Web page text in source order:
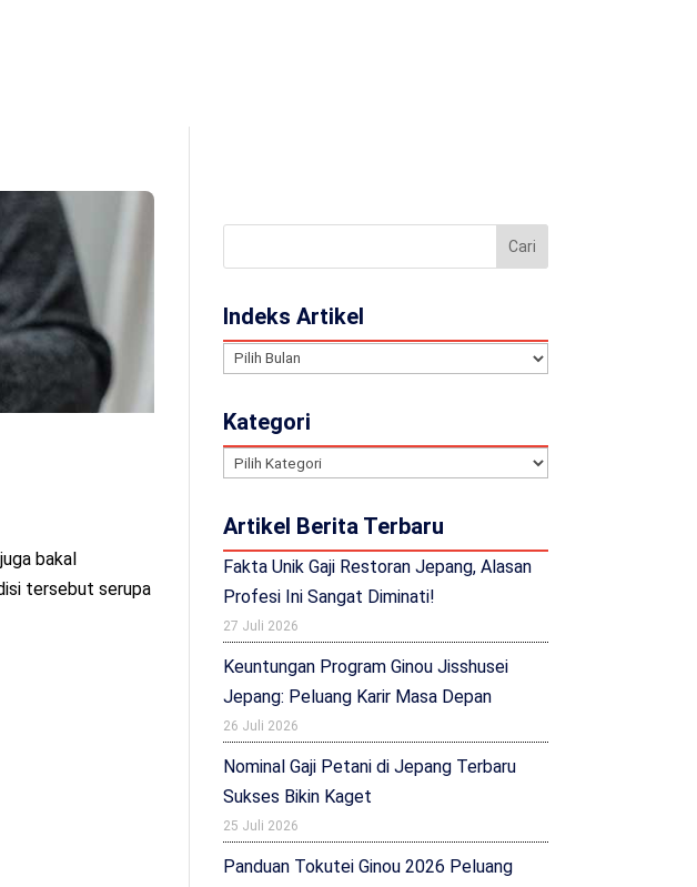
bakal
tersebut serupa
Indeks Artikel
Indeks
Kategori
Kategori
Artikel Berita Terbaru
Fakta Unik Gaji Restoran Jepang, Alasan
Profesi Ini Sangat Diminati!
27 Juli 2026
Keuntungan Program Ginou Jisshusei
Jepang: Peluang Karir Masa Depan
26 Juli 2026
Nominal Gaji Petani di Jepang Terbaru
Sukses Bikin Kaget
25 Juli 2026
Panduan Tokutei Ginou 2026 Peluang